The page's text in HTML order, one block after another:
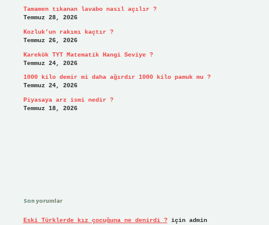
Tamamen tıkanan lavabo nasıl açılır ?
Temmuz 28, 2026
Kozluk’un rakımı kaçtır ?
Temmuz 26, 2026
Karekök TYT Matematik Hangi Seviye ?
Temmuz 24, 2026
1000 kilo demir mi daha ağırdır 1000 kilo pamuk mu ?
Temmuz 24, 2026
Piyasaya arz ismi nedir ?
Temmuz 18, 2026
Son yorumlar
Eski Türklerde kız çocuğuna ne denirdi ?için admin